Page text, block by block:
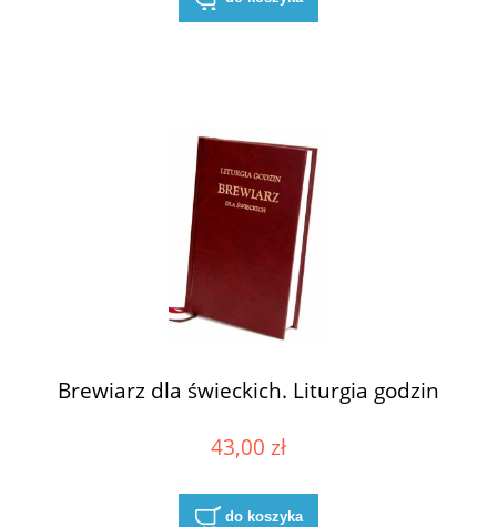
Brewiarz dla świeckich. Liturgia godzin
43,00 zł
do koszyka